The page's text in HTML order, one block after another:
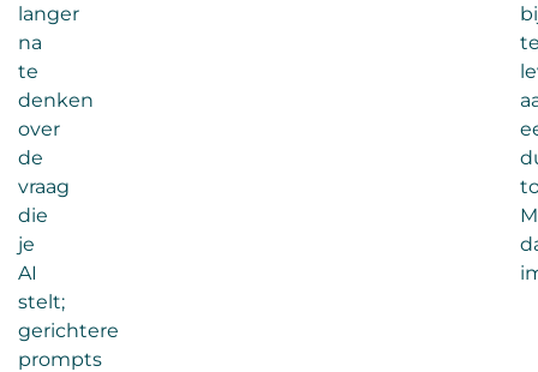
langer
na
te
denken
over
de
vraag
die
je
AI
stelt;
gerichtere
prompts